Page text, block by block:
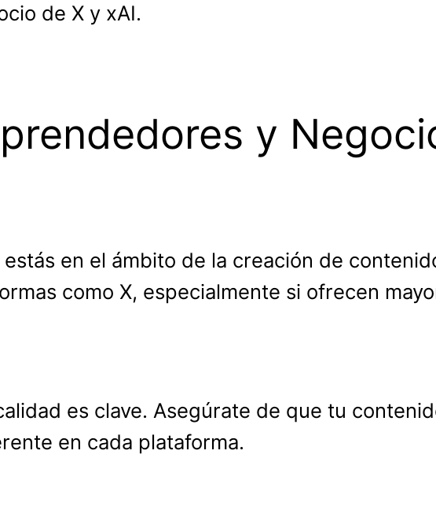
de X y xAI.
y
estás en el ámbito de la creación de
como X, especialmente si ofrecen
es clave. Asegúrate de que tu
en cada plataforma.